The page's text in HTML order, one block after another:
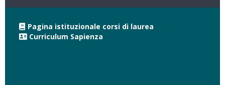
Pagina istituzionale corsi di laurea
Curriculum Sapienza